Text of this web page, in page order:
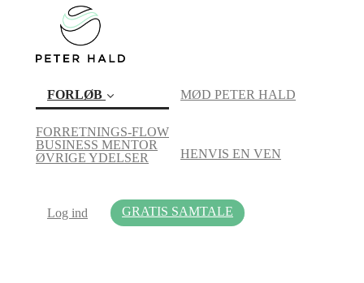
FORLØB
FORRETNINGS-FLOW
BUSINESS MENTOR
ØVRIGE YDELSER (current)
MØD PETER HALD
HENVIS EN VEN
Log ind GRATIS SAMTALE